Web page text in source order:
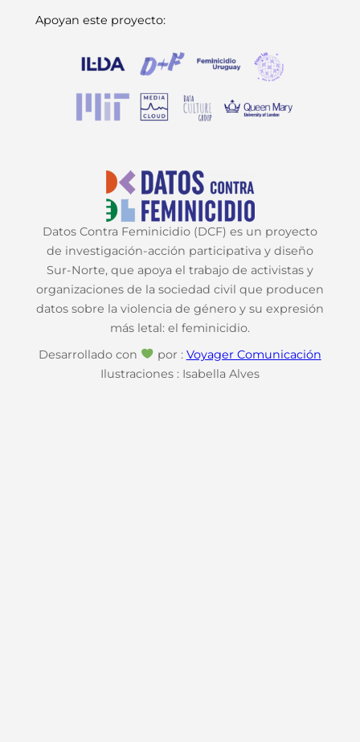
Apoyan este proyecto:
Datos Contra Feminicidio (DCF) es un proyecto
de investigación-acción participativa y diseño
Sur-Norte, que apoya el trabajo de activistas y
organizaciones de la sociedad civil que producen
datos sobre la violencia de género y su expresión
más letal: el feminicidio.
Desarrollado con
por : Voyager Comunicación
Ilustraciones : Isabella Alves